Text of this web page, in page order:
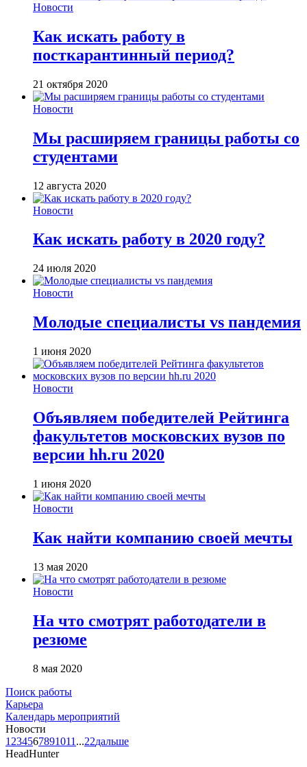
Новости
Как искать работу в
посткарантинный период?
21 октября 2020
Новости
Мы расширяем границы работы со
студентами
12 августа 2020
Новости
Как искать работу в 2020 году?
24 июля 2020
Новости
Молодые специалисты vs пандемия
1 июня 2020
Новости
Объявляем победителей Рейтинга
факультетов московских вузов по
версии hh.ru 2020
1 июня 2020
Новости
Как найти компанию своей мечты
13 мая 2020
Новости
На что смотрят работодатели в
резюме
8 мая 2020
Поиск работы
Карьера
Календарь мероприятий
Новости
1 234567891011 ...22дальше
HeadHunter